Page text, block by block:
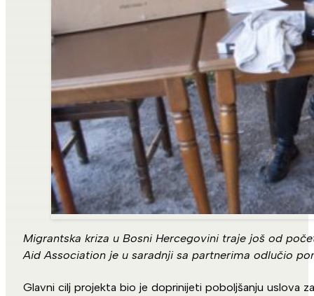
Migrantska kriza u Bosni Hercegovini traje još od
Aid Association je u saradnji sa partnerima odlučio
Glavni cilj projekta bio je doprinijeti poboljšanju uslova